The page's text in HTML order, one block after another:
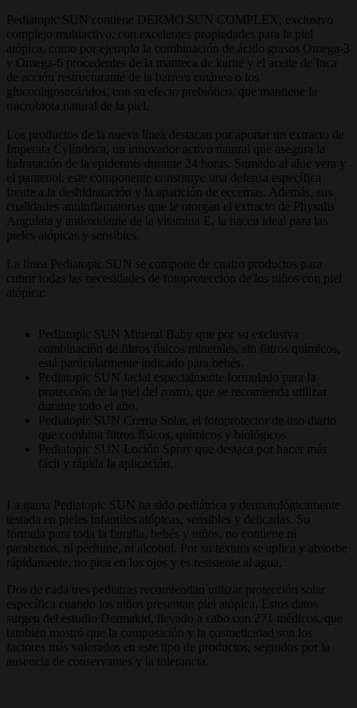
Pediatopic SUN contiene DERMO SUN COMPLEX, exclusivo
complejo multiactivo, con excelentes propiedades para la piel
atópica, como por ejemplo la combinación de ácido grasos Omega-3
y Omega-6 procedentes de la manteca de karité y el aceite de Inca
de acción restructurante de la barrera cutánea o los
glucooligosacáridos, con su efecto prebiótico, que mantiene la
microbiota natural de la piel.
Los productos de la nueva línea destacan por aportar un extracto de
Imperata Cylíndrica, un innovador activo natural que asegura la
hidratación de la epidermis durante 24 horas. Sumado al aloe vera y
el pantenol, este componente constituye una defensa específica
frente a la deshidratación y la aparición de eccemas. Además, sus
cualidades antiinflamatorias que le otorgan el extracto de Physalis
Angulata y antioxidante de la vitamina E, la hacen ideal para las
pieles atópicas y sensibles.
La línea Pediatopic SUN se compone de cuatro productos para
cubrir todas las necesidades de fotoprotección de los niños con piel
atópica:
Pediatopic SUN Mineral Baby que por su exclusiva
combinación de filtros físicos minerales, sin filtros químicos,
está particularmente indicado para bebés.
Pediatopic SUN facial especialmente formulado para la
protección de la piel del rostro, que se recomienda utilizar
durante todo el año.
Pediatopic SUN Crema Solar, el fotoprotector de uso diario
que combina filtros físicos, químicos y biológicos
Pediatopic SUN Loción Spray que destaca por hacer más
fácil y rápida la aplicación.
La gama Pediatopic SUN ha sido pediátrica y dermatológicamente
testada en pieles infantiles atópicas, sensibles y delicadas. Su
fórmula para toda la familia, bebés y niños, no contiene ni
parabenos, ni perfume, ni alcohol. Por su textura se aplica y absorbe
rápidamente, no pica en los ojos y es resistente al agua.
Dos de cada tres pediatras recomiendan utilizar protección solar
específica cuando los niños presentan piel atópica. Estos datos
surgen del estudio Dermakid, llevado a cabo con 271 médicos, que
también mostró que la composición y la cosmeticidad son los
factores más valorados en este tipo de productos, seguidos por la
ausencia de conservantes y la tolerancia.